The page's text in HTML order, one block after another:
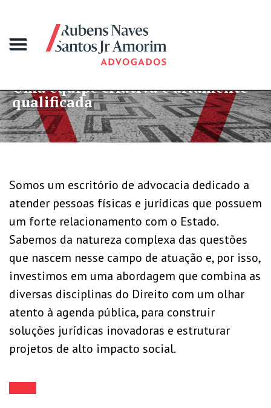
equipe criativa e altamente
Somos um escritório de advocacia dedicado a
atender pessoas físicas e jurídicas que possuem
um forte relacionamento com o Estado.
Sabemos da natureza complexa das questões
que nascem nesse campo de atuação e, por isso,
investimos em uma abordagem que combina as
diversas disciplinas do Direito com um olhar
atento à agenda pública, para construir
soluções jurídicas inovadoras e estruturar
projetos de alto impacto social.